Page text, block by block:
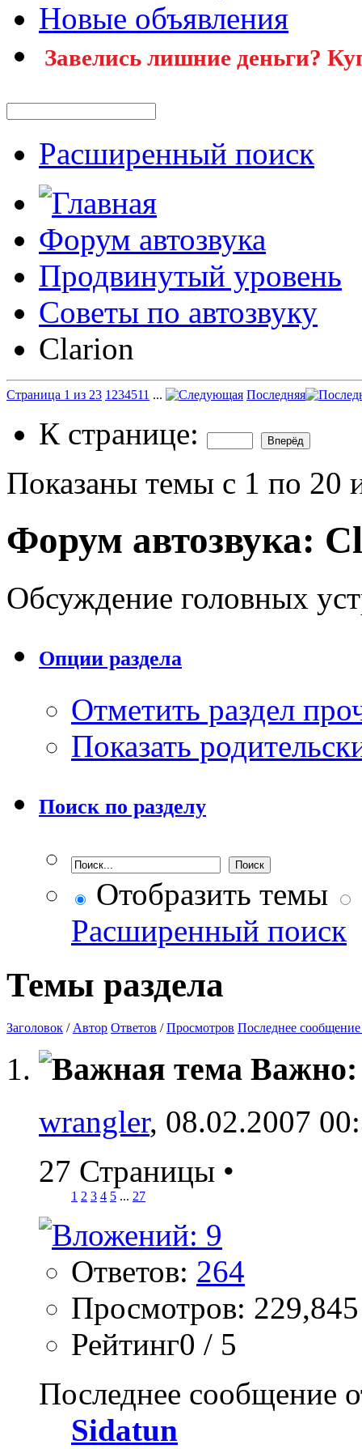
Новые объявления
Завелись лишние деньги?
Расширенный поиск
Форум автозвука
Продвинутый уровень
Советы по автозвуку
Clarion
Страница 1 из 23 1 234511 ... Последняя
К странице:
Показаны темы с 1 по 20
Форум автозвука:
Обсуждение головных
Опции раздела
Отметить раздел
Показать
Поиск по разделу
Отобразить темы
Расширенный поиск
Темы раздела
Заголовок / Автор Ответов /Просмотров Последнее сообщение
wrangler, 08.02.2007
27 Страницы •
1 2 3 4 5 ... 27
Ответов: 264
Просмотров: 229,845
Рейтинг0 / 5
Последнее сообщение
Sidatun